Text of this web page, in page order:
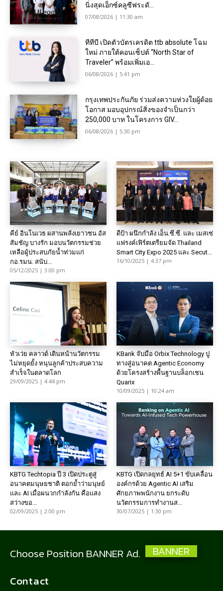
นิ่งสุดเอ็กซ์คลูซีฟระดั...
07/08/2026 | 11:30 am
ทีทีบี เปิดตัวบัตรเครดิต ttb absolute โฉม
ใหม่ ภายใต้คอนเซ็ปต์ “North Star of
Traveler” พร้อมเพิ่มเอ...
06/08/2026 | 5:41 pm
กรุงเทพประกันภัย ร่วมส่งความห่วงใยผู้ด้อย
โอกาส มอบอุปกรณ์สิ่งของจำเป็นกว่า
250,000 บาท ในโครงการ GIV...
06/08/2026 | 5:30 pm
คีย์ อินโนเวธ ผสานพลังเยาวชน อัส
สัมชัญ บางรัก มอบนวัตกรรมช่วย
เหลือผู้ประสบภัยน้ำท่วมแก่
กอ.รมน. สนับ...
05/12/2025 | 3:00 pm
ดีป้า ผนึกกำลัง เอ็น.ซี.ซี. และ เมสเซ่
แฟรงค์เฟิร์ตเตรียมจัด Thailand
Smart City Expo 2025 และ Secut...
16/10/2025 | 4:37 pm
หัวเว่ย คลาวด์ เดินหน้านวัตกรรม
ไม่หยุดยั้ง หนุนลูกค้าประสบความ
สำเร็จในตลาดโลก
29/09/2025 | 4:44 pm
KBank จับมือ Orbix Technology ปู
ทางสู่อนาคต Agentic Economy
ด้วยโครงสร้างพื้นฐานบล็อกเชน
Quarix
10/09/2025 | 10:24 am
KBTG Techtopia ปี 3 เปิดประตูสู่
อนาคตมนุษยชาติ ตอกย้ำว่ามนุษย์
และ AI เมื่อผนวกกำลังกัน คือแสง
สว่างขอ...
02/09/2025 | 2:00 pm
KBTG เปิดกลยุทธ์ AI 5+1 ขับเคลื่อน
องค์กรด้วย Agentic AI เสริม
ศักยภาพพนักงาน ยกระดับ
นวัตกรรมการทำงานส...
30/07/2025 | 1:30 pm
Choose Position BANNER Ad. BANNER
Contact